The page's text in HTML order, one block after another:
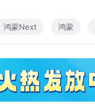
鸿蒙Next 鸿蒙